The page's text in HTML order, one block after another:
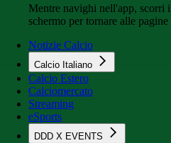
Mentre navighi nell'app, scorri
schermo per tornare alle pagine
Notizie Calcio
Calcio Italiano
Calcio Estero
Calciomercato
Streaming
eSports
DDD X EVENTS